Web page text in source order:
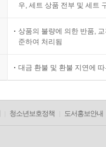
우, 세트 상품 전부 및 세트
상품의 불량에 의한 반품,
준하여 처리됨
대금 환불 및 환불 지연에
청소년보호정책 도서홍보안내